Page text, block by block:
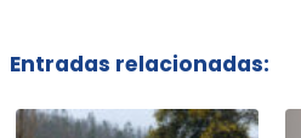
Entradas relacionadas: